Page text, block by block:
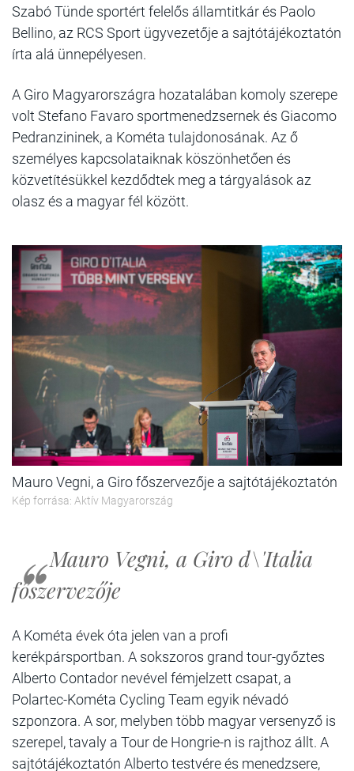
Szabó Tünde sportért felelős államtitkár és Paolo
Bellino, az RCS Sport ügyvezetője a sajtótájékoztatón
írta alá ünnepélyesen.
A Giro Magyarországra hozatalában komoly szerepe
volt Stefano Favaro sportmenedzsernek és Giacomo
Pedranzininek, a Kométa tulajdonosának. Az ő
személyes kapcsolataiknak köszönhetően és
közvetítésükkel kezdődtek meg a tárgyalások az
olasz és a magyar fél között.
Mauro Vegni, a Giro főszervezője a sajtótájékoztatón
Kép forrása: Aktív Magyarország
Mauro Vegni, a Giro d\'Italia
főszervezője
A Kométa évek óta jelen van a profi
kerékpársportban. A sokszoros grand tour-győztes
Alberto Contador nevével fémjelzett csapat, a
Polartec-Kométa Cycling Team egyik névadó
szponzora. A sor, melyben több magyar versenyző is
szerepel, tavaly a Tour de Hongrie-n is rajthoz állt. A
sajtótájékoztatón Alberto testvére és menedzsere,